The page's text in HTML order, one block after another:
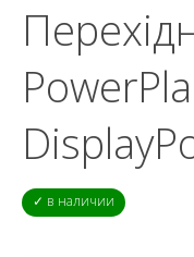
✓ в наличии